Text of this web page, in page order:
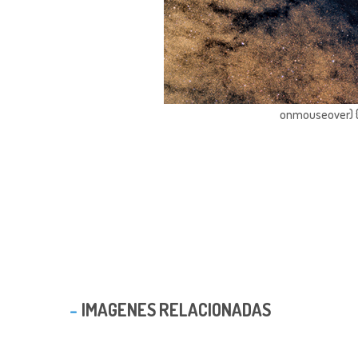
onmouseover)
IMAGENES RELACIONADAS